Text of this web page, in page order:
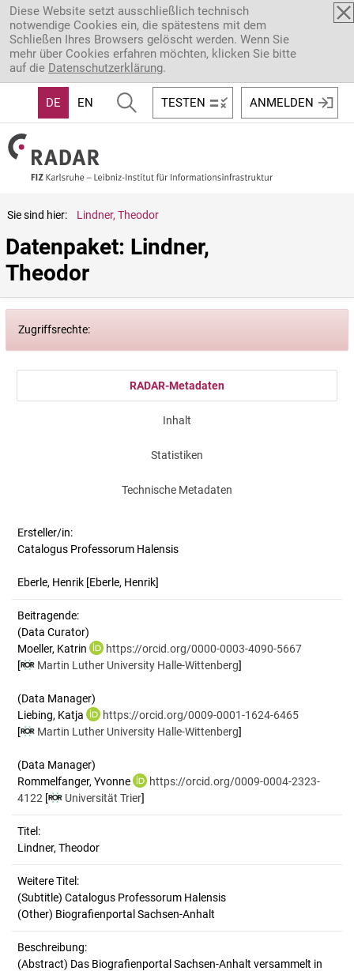
Direkt zum Inhalt
Diese Website setzt ausschließlich technisch
notwendige Cookies ein, die spätestens mit dem
Schließen Ihres Browsers gelöscht werden. Wenn Sie
mehr über Cookies erfahren möchten, klicken Sie bitte
auf die Datenschutzerklärung.
DE EN TESTEN ANMELDEN
Sie sind hier: Lindner, Theodor
Datenpaket: Lindner,
Theodor
Zugriffsrechte:
RADAR-Metadaten
Inhalt
Statistiken
Technische Metadaten
Ersteller/in:
Catalogus Professorum Halensis
Eberle, Henrik [Eberle, Henrik]
Beitragende:
(Data Curator)
Moeller, Katrin
https://orcid.org/0000-0003-4090-5667
[
Martin Luther University Halle-Wittenberg]
(Data Manager)
Liebing, Katja
https://orcid.org/0009-0001-1624-6465
[
Martin Luther University Halle-Wittenberg]
(Data Manager)
Rommelfanger, Yvonne
https://orcid.org/0009-0004-2323-
4122 [ Universität Trier]
Titel:
Lindner, Theodor
Weitere Titel:
(Subtitle) Catalogus Professorum Halensis
(Other) Biografienportal Sachsen-Anhalt
Beschreibung:
(Abstract) Das Biografienportal Sachsen-Anhalt versammelt in